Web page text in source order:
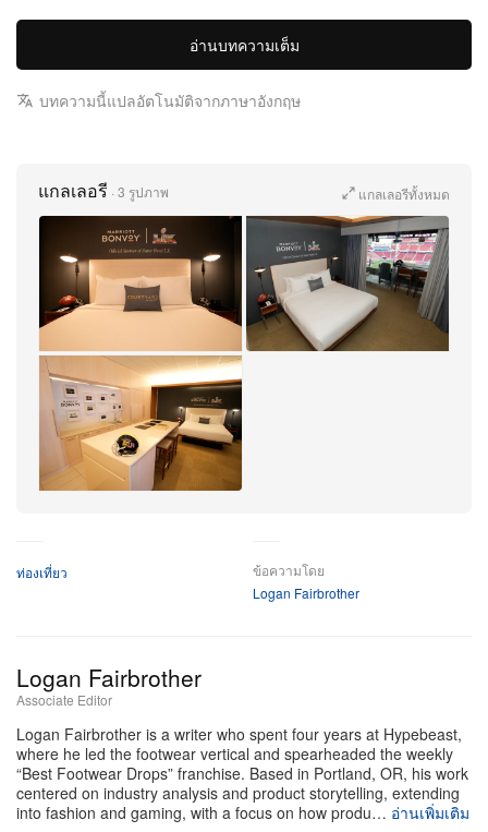
เพียงก้าวเข้าสู่สวีต ความยิ่งใหญ่ของโมเมนต์นี้ก็สะกดคุณ
ทันที เบื้องหน้าให้บรรยากาศแบบโรงแรมเต็มขั้น ด้วย
เฟอร์นิเจอร์และดีเทลสไตล์ Marriott Bonvoy แท้ทุกมุม แต่
เกินกว่าคำว่าสวีตธรรมดาไปไกล
Peter Barreras/Ap Content Services For Marriott Bonvoy
1 of 5
โฮสต์ Adam Devine จับมือเหล่าซูเปอร์สตาร์ NFL อย่าง
การแสดง
โชว์ดนตรีสดสุดเอ็กซ์คลูซีฟหน้าตึก Ferry
Building ของ San Francisco โดยมีวงอะคาเปลลา
เพื่อลุ้นเป็นแขกผู้โชคดีของ Super Bowl Sleepover Suite
หนึ่งสุดสัปดาห์ หนึ่งสวีต หนึ่งวิธีสุดลืมไม่ลงในการสัมผัส
Super Bowl แบบใกล้ชิด แล้วคุณล่ะ จะพาใครไปด้วย
สำหรับการเข้าพัก Super Bowl ครั้งหนึ่งในชีวิตแบบนี้?
อ่านบทความเต็ม
บทความนี้แปลอัตโนมัติจากภาษาอังกฤษ
แกลเลอรี · 3 รูปภาพ แกลเลอรีทั้งหมด
ท่องเที่ยว
ข้อความโดย
Logan Fairbrother
Logan Fairbrother
Associate Editor
Logan Fairbrother is a writer who spent four years at Hypebeast,
where he led the footwear vertical and spearheaded the weekly
“Best Footwear Drops” franchise. Based in Portland, OR, his work
centered on industry analysis and product storytelling, extending
into fashion and gaming, with a focus on how produ… อ่านเพิ่มเติม